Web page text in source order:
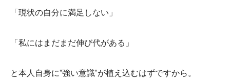
「現状の自分に満足しない」
「私にはまだまだ伸び代がある」
と本人自身に”強い意識”が植え込むはずですから。